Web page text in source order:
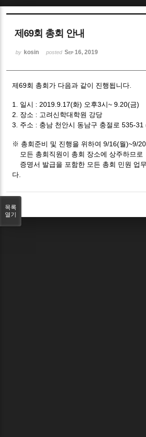
제69회 총회 안내
by kosin posted Sep 16, 2019
제69회 총회가 다음과 같이 진행됩니다.
1. 일시 : 2019.9.17(화) 오후3시~ 9.20(금)
2. 장소 : 고려신학대학원 강당
3. 주소 : 충남 천안시 동남구 충절로 535-31
※ 총회준비 및 진행을 위하여 9/16(월)~9/
모든 총회직원이 총회 장소에 상주하므로
증명서 발급을 포함한 모든 총회 민원 업
다.
목록
열기
Sketchbook5, 스케치북5
Sketchbook5, 스케치북5